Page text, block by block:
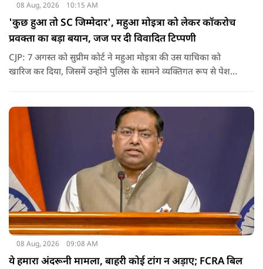
08 Aug, 2026 10:15 AM
'कुछ हुआ तो SC जिम्मेदार', महुआ मोइत्रा को लेकर कॉकरोच
प्रवक्ता का बड़ा बयान, जज पर दी विवादित टिप्पणी
CJP: 7 अगस्त को सुप्रीम कोर्ट ने महुआ मोइत्रा की उस याचिका को
खारिज कर दिया, जिसमें उन्होंने पुलिस के सामने व्यक्तिगत रूप से पेश
केंद्र बन गई है.
08 Aug, 2026 09:08 AM
ये हमारा अंदरूनी मामला, बाहरी कोई टांग न अड़ाए; FCRA बिल